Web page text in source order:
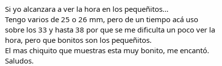
Si yo alcanzara a ver la hora en los pequeñitos...
Tengo varios de 25 o 26 mm, pero de un tiempo acá uso
sobre los 33 y hasta 38 por que se me dificulta un poco ver la
hora, pero que bonitos son los pequeñitos.
El mas chiquito que muestras esta muy bonito, me encantó.
Saludos.